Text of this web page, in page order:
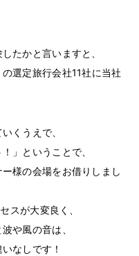
たかと言いますと、
選定旅行会社11社に当社
くうえで、
」ということで、
様の会場をお借りしまし
スが大変良く、
や風の音は、
なしです！